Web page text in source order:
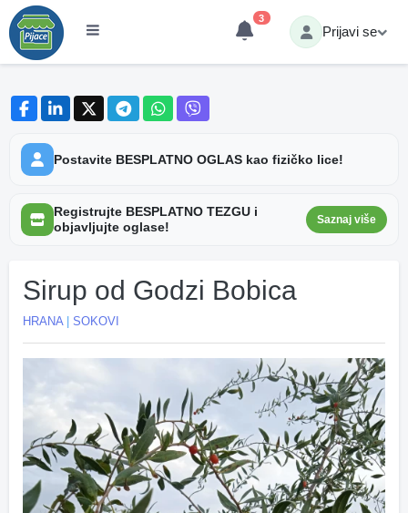
3
Prijavi se
Postavite BESPLATNO OGLAS kao fizičko lice!
Registrujte BESPLATNO TEZGU i
objavljujte oglase!
Saznaj više
Sirup od Godzi Bobica
HRANA| SOKOVI